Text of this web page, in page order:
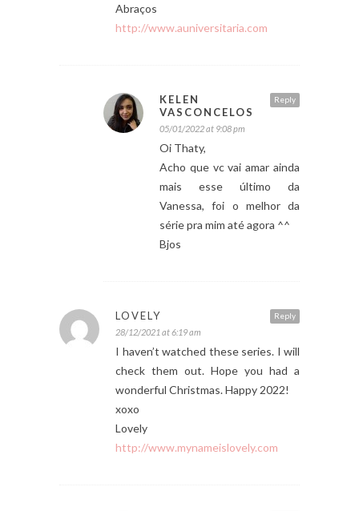
Abraços
http://www.auniversitaria.com
Reply
KELEN
VASCONCELOS
05/01/2022 at 9:08 pm
Oi Thaty,
Acho que vc vai amar ainda
mais esse último da
Vanessa, foi o melhor da
série pra mim até agora ^^
Bjos
Reply
LOVELY
28/12/2021 at 6:19 am
I haven’t watched these series. I will
check them out. Hope you had a
wonderful Christmas. Happy 2022!
xoxo
Lovely
http://www.mynameislovely.com